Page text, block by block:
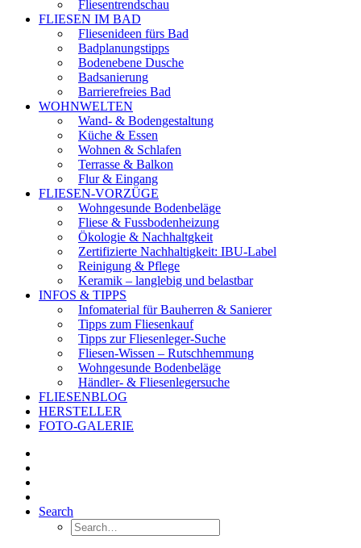
Fliesentrendschau
FLIESEN IM BAD
Fliesenideen fürs Bad
Badplanungstipps
Bodenebene Dusche
Badsanierung
Barrierefreies Bad
WOHNWELTEN
Wand- & Bodengestaltung
Küche & Essen
Wohnen & Schlafen
Terrasse & Balkon
Flur & Eingang
FLIESEN-VORZÜGE
Wohngesunde Bodenbeläge
Fliese & Fussbodenheizung
Ökologie & Nachhaltgkeit
Zertifizierte Nachhaltigkeit: IBU-Label
Reinigung & Pflege
Keramik – langlebig und belastbar
INFOS & TIPPS
Infomaterial für Bauherren & Sanierer
Tipps zum Fliesenkauf
Tipps zur Fliesenleger-Suche
Fliesen-Wissen – Rutschhemmung
Wohngesunde Bodenbeläge
Händler- & Fliesenlegersuche
FLIESENBLOG
HERSTELLER
FOTO-GALERIE
Search